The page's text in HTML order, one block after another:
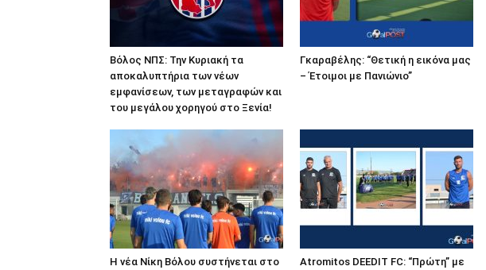
Βόλος ΝΠΣ: Την Κυριακή τα
αποκαλυπτήρια των νέων
εμφανίσεων, των μεταγραφών και
του μεγάλου χορηγού στο Ξενία!
Γκαραβέλης: “Θετική η εικόνα μας
– Έτοιμοι με Πανιώνιο”
Η νέα Νίκη Βόλου συστήνεται στο
Atromitos DEEDIT FC: “Πρώτη” με